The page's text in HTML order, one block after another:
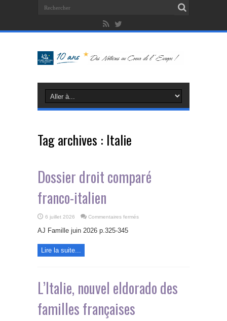
Tag archives : Italie
Dossier droit comparé
franco-italien
6 juillet 2026 Commentaires fermés
AJ Famille juin 2026 p.325-345
Lire la suite...
L’Italie, nouvel eldorado des
familles françaises